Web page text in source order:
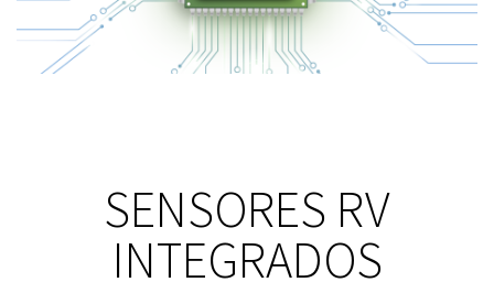
SENSORES RV
INTEGRADOS